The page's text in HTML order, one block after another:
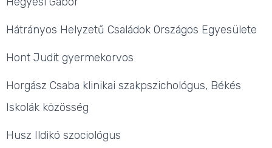
Hátrányos Helyzetű Családok Országos Egyesülete
Hont Judit gyermekorvos
Horgász Csaba klinikai szakpszichológus, Békés
Iskolák közösség
Husz Ildikó szociológus